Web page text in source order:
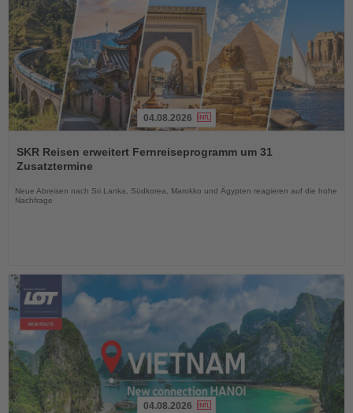
Sie
die
04.08.2026
SKR Reisen erweitert Fernreiseprogramm um 31
Zusatztermine
Neue Abreisen nach Sri Lanka, Südkorea, Marokko und Ägypten reagieren auf die hohe
Nachfrage
04.08.2026